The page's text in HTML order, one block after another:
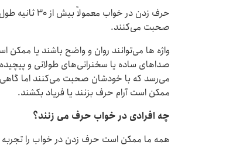
حرف زدن در
صحبت می‌کنند.
واژه ها می‌توانند روان و واضح باشند یا
صداهای ساده یا سخنرانی‌های طولانی و
می‌رسد که با خودشان صحبت می‌کنند اما گاهی
ممکن است آرام حرف بزنند یا فریاد بکشند.
چه افرادی در خواب حرف می زنند؟